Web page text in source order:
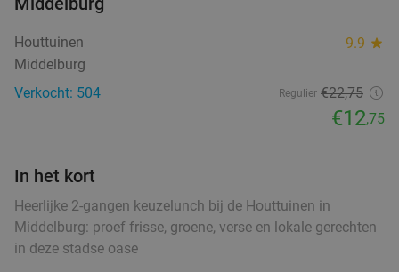
food
food
44%
salade
9.8 star
26 min.directions_car
Warme snack + frisdrank, ijs of ijskoffie
Houttuinen 9.9 star
Middelburg
Verkocht: 504
Regulier €22,75
€12,75
In het kort
Heerlijke 2-gangen keuzelunch bij de Houttuinen in
Middelburg: proef frisse, groene, verse en lokale gerechten
in deze stadse oase